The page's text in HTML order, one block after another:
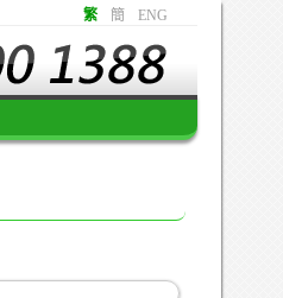
繁 簡 ENG